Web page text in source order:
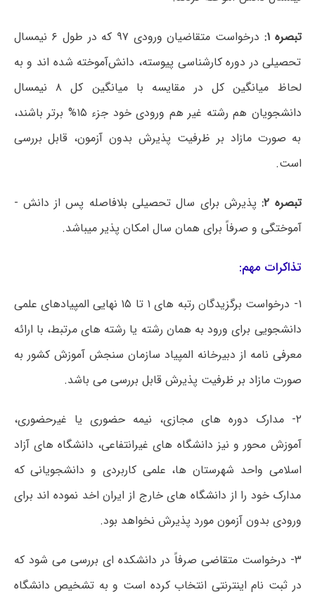
تبصره ۱:
درخواست متقاضیان ورودی ۹۷ که در طول ۶ نیمسال
تحصیلی در دوره کارشناسی پیوسته، دانش‌­آموخته شده ­اند و به
لحاظ میانگین کل در مقایسه با میانگین کل ۸ نیمسال
دانشجویان هم رشته غیر هم ورودی خود جزء ۱۵% برتر باشند،
به صورت مازاد بر ظرفیت پذیرش بدون آزمون، قابل بررسی
است.
تبصره ۲: پذیرش برای سال تحصیلی بلافاصله پس از دانش ­
آموختگی و صرفاً برای همان سال امکان پذیر می­باشد.
تذاکرات مهم:
۱- درخواست برگزیدگان رتبه­ های ۱ تا ۱۵ نهایی المپیادهای علمی
دانشجویی برای ورود به همان رشته یا رشته ­های مرتبط، با ارائه
معرفی ­نامه از دبیرخانه المپیاد سازمان سنجش آموزش کشور به
صورت مازاد بر ظرفیت پذیرش قابل بررسی می­ باشد.
۲- مدارک دوره­ های مجازی، نیمه حضوری یا غیرحضوری،
آموزش محور و نیز دانشگاه­ های غیرانتفاعی، دانشگاه ­های آزاد
اسلامی واحد شهرستان­ ها، علمی کاربردی و دانشجویانی که
مدارک خود را از دانشگاه ­های خارج از ایران اخد نموده­ اند برای
ورودی بدون آزمون مورد پذیرش نخواهد بود.
۳- درخواست متقاضی صرفاً در دانشکده ­ای بررسی می­ شود که
در ثبت ­نام اینترنتی انتخاب کرده است و به تشخیص دانشگاه